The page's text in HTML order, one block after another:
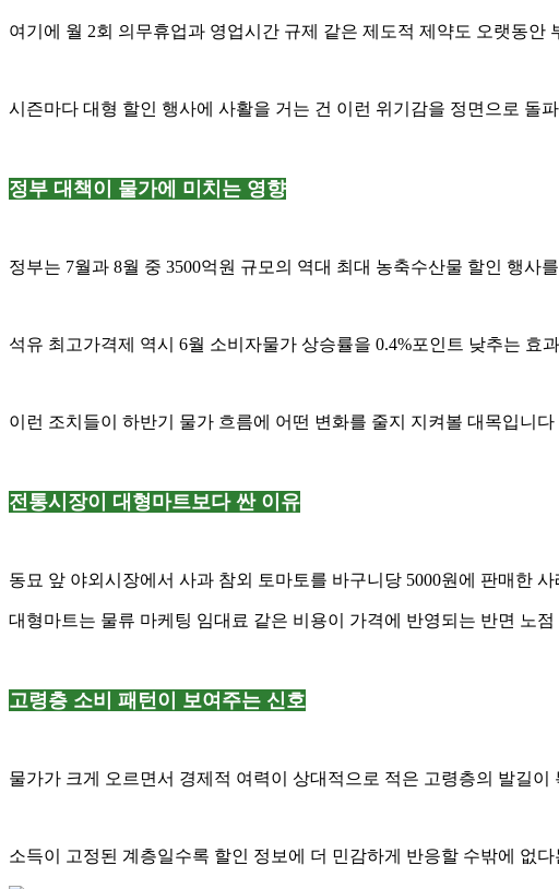
여기에 월 2회 의무휴업과 영업시간 규제 같은 제도적 제약도 오랫동안
시즌마다 대형 할인 행사에 사활을 거는 건 이런 위기감을 정면으로 돌
정부 대책이 물가에 미치는 영향
정부는 7월과 8월 중 3500억원 규모의 역대 최대 농축수산물 할인 행
석유 최고가격제 역시 6월 소비자물가 상승률을 0.4%포인트 낮추는 효
이런 조치들이 하반기 물가 흐름에 어떤 변화를 줄지 지켜볼 대목입니다
전통시장이 대형마트보다 싼 이유
동묘 앞 야외시장에서 사과 참외 토마토를 바구니당 5000원에 판매한
대형마트는 물류 마케팅 임대료 같은 비용이 가격에 반영되는 반면 노
고령층 소비 패턴이 보여주는 신호
물가가 크게 오르면서 경제적 여력이 상대적으로 적은 고령층의 발길
소득이 고정된 계층일수록 할인 정보에 더 민감하게 반응할 수밖에 없